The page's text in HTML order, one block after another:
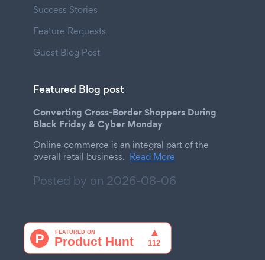
Success Stories
Feature Requests
Guest Blog Post
Featured Blog post
Converting Cross-Border Shoppers During
Black Friday & Cyber Monday
Online commerce is an integral part of the
overall retail business. Read More
Posted by on 2026-08-06